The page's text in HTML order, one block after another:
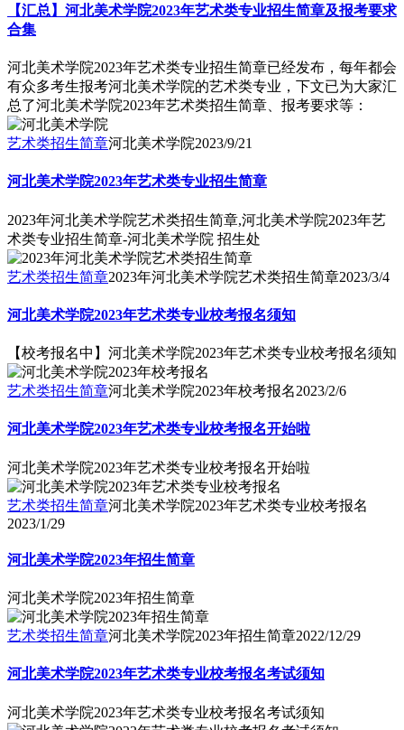
【汇总】河北美术学院2023年艺术类专业招生简章及报考要求
合集
河北美术学院2023年艺术类专业招生简章已经发布，每年都会
有众多考生报考河北美术学院的艺术类专业，下文已为大家汇
总了河北美术学院2023年艺术类招生简章、报考要求等：
艺术类招生简章河北美术学院2023/9/21
河北美术学院2023年艺术类专业招生简章
2023年河北美术学院艺术类招生简章,河北美术学院2023年艺
术类专业招生简章-河北美术学院 招生处
艺术类招生简章2023年河北美术学院艺术类招生简章2023/3/4
河北美术学院2023年艺术类专业校考报名须知
【校考报名中】河北美术学院2023年艺术类专业校考报名须知
艺术类招生简章河北美术学院2023年校考报名2023/2/6
河北美术学院2023年艺术类专业校考报名开始啦
河北美术学院2023年艺术类专业校考报名开始啦
艺术类招生简章河北美术学院2023年艺术类专业校考报名
2023/1/29
河北美术学院2023年招生简章
河北美术学院2023年招生简章
艺术类招生简章河北美术学院2023年招生简章2022/12/29
河北美术学院2023年艺术类专业校考报名考试须知
河北美术学院2023年艺术类专业校考报名考试须知